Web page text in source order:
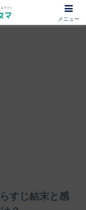
『MIHOシネマ』
すじ結末と感
メニュー